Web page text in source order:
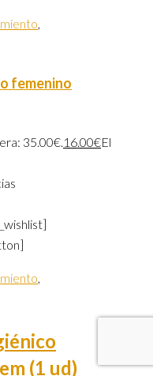
,
femenino
35.00€.16.00€El
,
(1 ud)